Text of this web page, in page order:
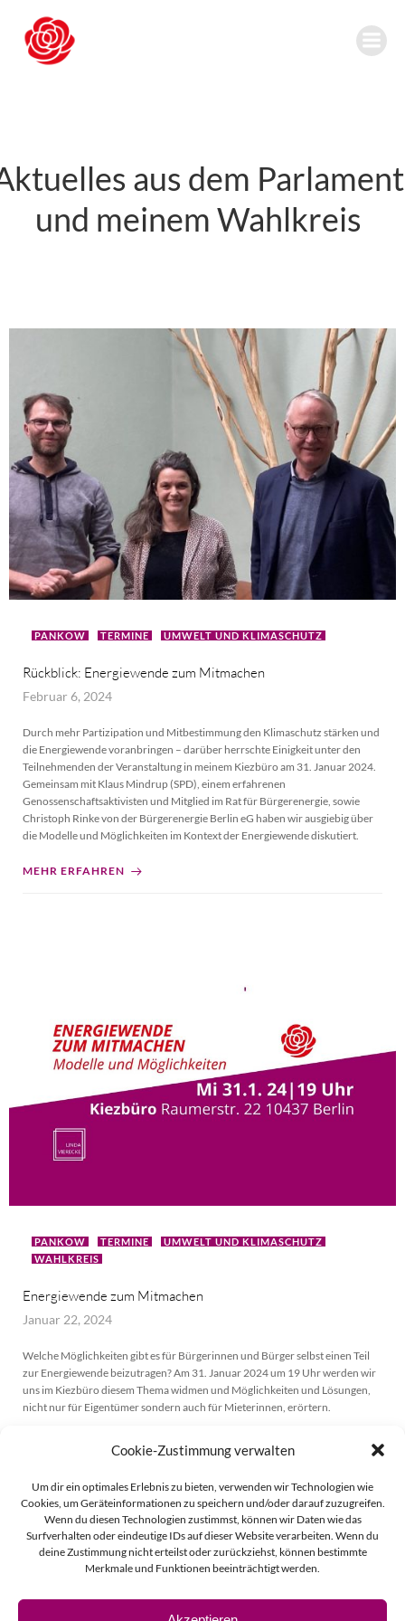
Cookie-Zustimmung verwalten
Um dir ein optimales Erlebnis zu bieten, verwenden wir Technologien wie
Cookies, um Geräteinformationen zu speichern und/oder darauf zuzugreifen.
Wenn du diesen Technologien zustimmst, können wir Daten wie das
Surfverhalten oder eindeutige IDs auf dieser Website verarbeiten. Wenn du
deine Zustimmung nicht erteilst oder zurückziehst, können bestimmte
Merkmale und Funktionen beeinträchtigt werden.
aus dem Parlament
und meinem Wahlkreis
PANKOW TERMINE UMWELT UND KLIMASCHUTZ
Rückblick: Energiewende zum Mitmachen
Februar 6, 2024
Durch mehr Partizipation und Mitbestimmung den Klimaschutz stärken und
die Energiewende voranbringen – darüber herrschte Einigkeit unter den
Teilnehmenden der Veranstaltung in meinem Kiezbüro am 31. Januar 2024.
Gemeinsam mit Klaus Mindrup (SPD), einem erfahrenen
Genossenschaftsaktivisten und Mitglied im Rat für Bürgerenergie, sowie
Christoph Rinke von der Bürgerenergie Berlin eG haben wir ausgiebig über
die Modelle und Möglichkeiten im Kontext der Energiewende diskutiert.
MEHR ERFAHREN
PANKOW TERMINE
UMWELT UND KLIMASCHUTZ
WAHLKREIS
Energiewende zum Mitmachen
Januar 22, 2024
Welche Möglichkeiten gibt es für Bürgerinnen und Bürger selbst einen Teil
zur Energiewende beizutragen? Am 31. Januar 2024 um 19 Uhr werden wir
uns im Kiezbüro diesem Thema widmen und Möglichkeiten und Lösungen,
nicht nur für Eigentümer sondern auch für Mieterinnen, erörtern.
MEHR ERFAHREN